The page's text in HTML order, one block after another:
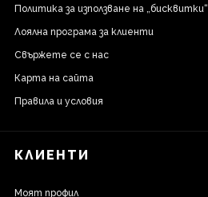
Политика за използване на „бисквитки“
Лоялна програма за клиенти
Свържете се с нас
Карта на сайта
Правила и условия
КЛИЕНТИ
Моят профил